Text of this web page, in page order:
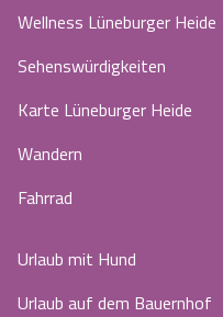
Wellness Lüneburger Heide
Sehenswürdigkeiten
Karte Lüneburger Heide
Wandern
Fahrrad
Urlaub mit Hund
Urlaub auf dem Bauernhof